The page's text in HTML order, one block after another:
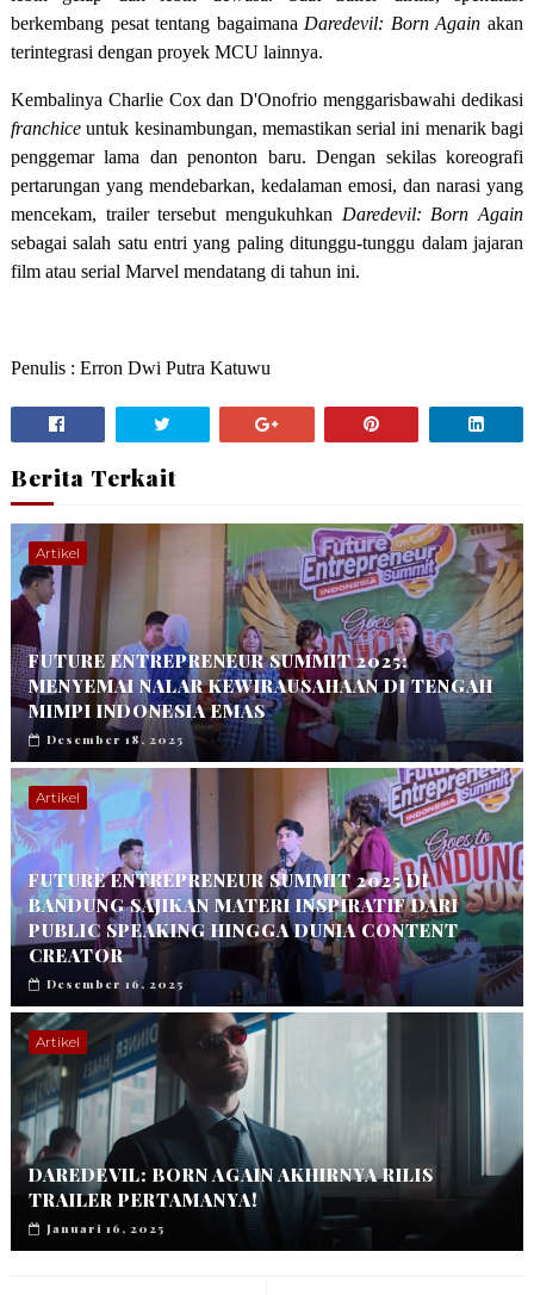
berkembang pesat tentang bagaimana Daredevil: Born Again akan
terintegrasi dengan proyek MCU lainnya.
Kembalinya Charlie Cox dan D'Onofrio menggarisbawahi dedikasi
franchiceuntuk kesinambungan, memastikan serial ini menarik bagi
penggemar lama dan penonton baru. Dengan sekilas koreografi
pertarungan yang mendebarkan, kedalaman emosi, dan narasi yang
mencekam, trailer tersebut mengukuhkan Daredevil: Born Again
sebagai salah satu entri yang paling ditunggu-tunggu dalam jajaran
film atau serial Marvel mendatang di tahun ini.
Penulis : Erron Dwi Putra Katuwu
Berita Terkait
Artikel
FUTURE ENTREPRENEUR SUMMIT 2025:
MENYEMAI NALAR KEWIRAUSAHAAN DI TENGAH
MIMPI INDONESIA EMAS
Desember 18, 2025
Artikel
FUTURE ENTREPRENEUR SUMMIT 2025 DI
BANDUNG SAJIKAN MATERI INSPIRATIF DARI
PUBLIC SPEAKING HINGGA DUNIA CONTENT
CREATOR
Desember 16, 2025
Artikel
DAREDEVIL: BORN AGAIN AKHIRNYA RILIS
TRAILER PERTAMANYA!
Januari 16, 2025